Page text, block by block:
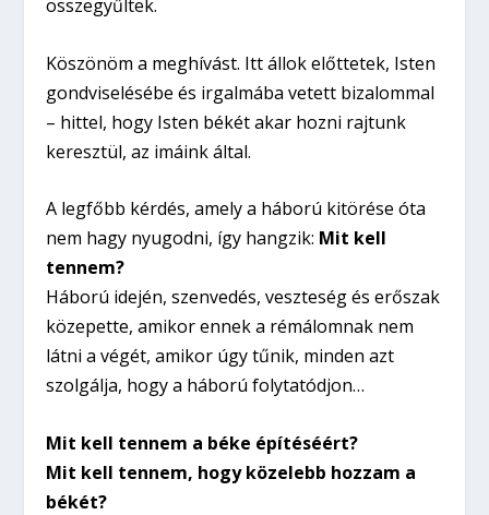
összegyűltek.
Köszönöm a meghívást. Itt állok előttetek, Isten
gondviselésébe és irgalmába vetett bizalommal
– hittel, hogy Isten békét akar hozni rajtunk
keresztül, az imáink által.
A legfőbb kérdés, amely a háború kitörése óta
nem hagy nyugodni, így hangzik: Mit kell
tennem?
Háború idején, szenvedés, veszteség és erőszak
közepette, amikor ennek a rémálomnak nem
látni a végét, amikor úgy tűnik, minden azt
szolgálja, hogy a háború folytatódjon…
Mit kell tennem a béke építéséért?
Mit kell tennem, hogy közelebb hozzam a
békét?